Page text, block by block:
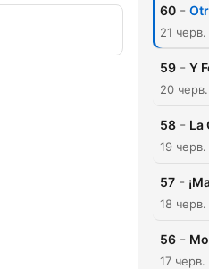
60 -
21
59 - Y
20
58 - La
19
57 -
18
56 -
17